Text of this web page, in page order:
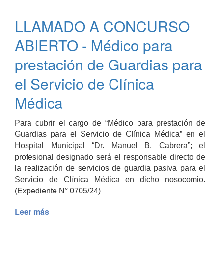
Contratación
del
Servicio
Tratamiento,
Transporte
y
Disposición
final
de
Residuos
Patogénicos,
Hospital
Municipal
y
Sala
Indio
LLAMADO A CONCURSO
ABIERTO - Médico para
prestación de Guardias para
el Servicio de Clínica
Médica
Para cubrir el cargo de “Médico para prestación de
Guardias para el Servicio de Clínica Médica” en el
Hospital Municipal “Dr. Manuel B. Cabrera”; el
profesional designado será el responsable directo de
la realización de servicios de guardia pasiva para el
Servicio de Clínica Médica en dicho nosocomio.
(Expediente N° 0705/24)
Leer más